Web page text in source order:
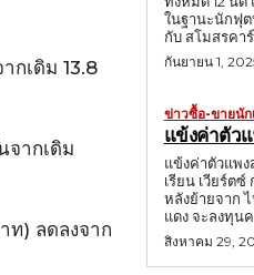
กเดิม 13.8
จากเดิม
ท) ลดลงจาก
ในฐานะนักฟุต
กับ สโมสรคา
กันยายน 1,
ข่าวซื้อ-ขายนัก
แข้งค่าตัว
แข้งค่าตัวแพง
เรียน เวียร์ต
หลังย้ายจาก ไบเออ
แดง จะลงทุน
สิงหาคม 29,